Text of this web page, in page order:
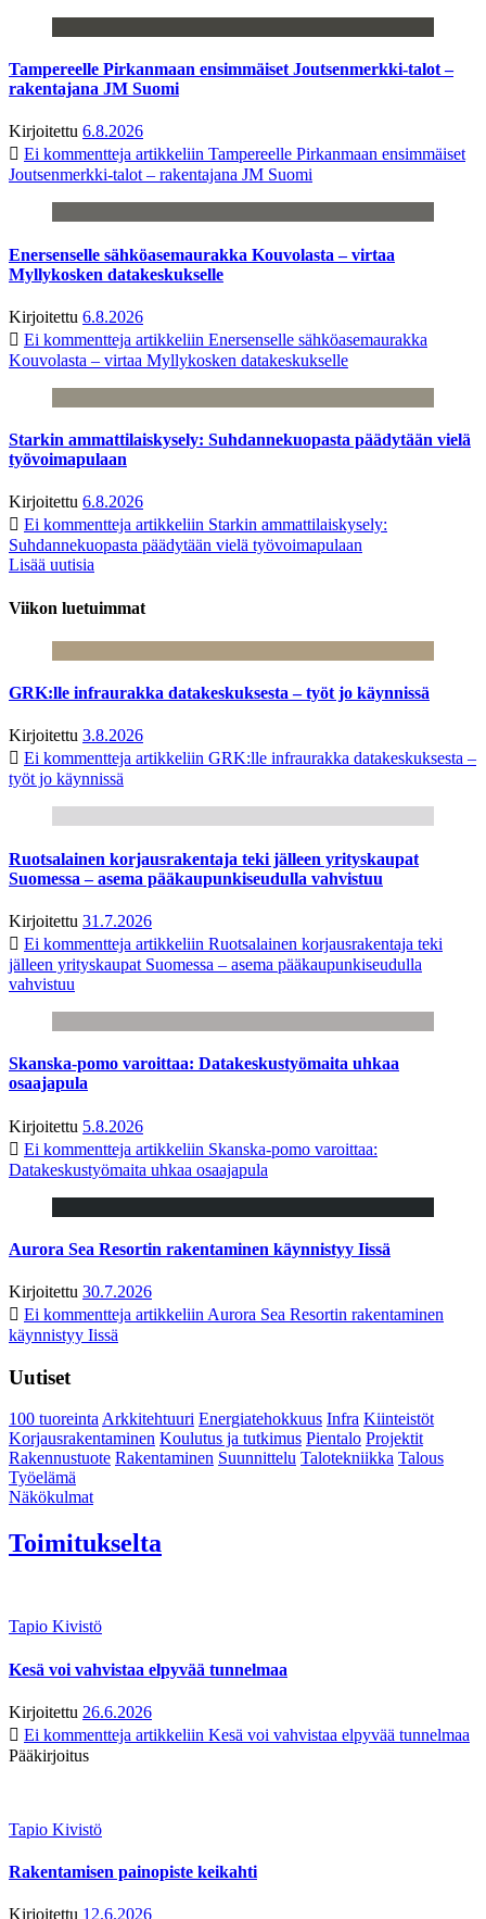
Tampereelle Pirkanmaan ensimmäiset Joutsenmerkki-talot –
rakentajana JM Suomi
Kirjoitettu 6.8.2026
Ei kommentteja artikkeliin Tampereelle Pirkanmaan ensimmäiset
Joutsenmerkki-talot – rakentajana JM Suomi
Enersenselle sähköasemaurakka Kouvolasta – virtaa
Myllykosken datakeskukselle
Kirjoitettu 6.8.2026
Ei kommentteja artikkeliin Enersenselle sähköasemaurakka
Kouvolasta – virtaa Myllykosken datakeskukselle
Starkin ammattilaiskysely: Suhdannekuopasta päädytään vielä
työvoimapulaan
Kirjoitettu 6.8.2026
Ei kommentteja artikkeliin Starkin ammattilaiskysely:
Suhdannekuopasta päädytään vielä työvoimapulaan
Lisää uutisia
Viikon luetuimmat
GRK:lle infraurakka datakeskuksesta – työt jo käynnissä
Kirjoitettu 3.8.2026
Ei kommentteja artikkeliin GRK:lle infraurakka datakeskuksesta –
työt jo käynnissä
Ruotsalainen korjausrakentaja teki jälleen yrityskaupat
Suomessa – asema pääkaupunkiseudulla vahvistuu
Kirjoitettu 31.7.2026
Ei kommentteja artikkeliin Ruotsalainen korjausrakentaja teki
jälleen yrityskaupat Suomessa – asema pääkaupunkiseudulla
vahvistuu
Skanska-pomo varoittaa: Datakeskustyömaita uhkaa
osaajapula
Kirjoitettu 5.8.2026
Ei kommentteja artikkeliin Skanska-pomo varoittaa:
Datakeskustyömaita uhkaa osaajapula
Aurora Sea Resortin rakentaminen käynnistyy Iissä
Kirjoitettu 30.7.2026
Ei kommentteja artikkeliin Aurora Sea Resortin rakentaminen
käynnistyy Iissä
Uutiset
100 tuoreintaArkkitehtuuri Energiatehokkuus Infra Kiinteistöt
Korjausrakentaminen Koulutus ja tutkimus Pientalo Projektit
Rakennustuote Rakentaminen Suunnittelu Talotekniikka Talous
Työelämä
Näkökulmat
Toimitukselta
Tapio Kivistö
Kesä voi vahvistaa elpyvää tunnelmaa
Kirjoitettu 26.6.2026
Ei kommentteja artikkeliin Kesä voi vahvistaa elpyvää tunnelmaa
Pääkirjoitus
Tapio Kivistö
Rakentamisen painopiste keikahti
Kirjoitettu 12.6.2026